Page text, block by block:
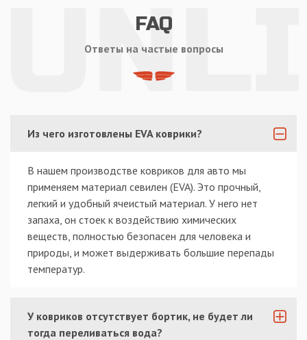
FAQ
Ответы на частые вопросы
Из чего изготовлены EVA коврики?
В нашем производстве ковриков для авто мы
применяем материал севилен (EVA). Это прочный,
легкий и удобный ячеистый материал. У него нет
запаха, он стоек к воздействию химических
веществ, полностью безопасен для человека и
природы, и может выдерживать большие перепады
температур.
У ковриков отсутствует бортик, не будет ли
тогда переливаться вода?